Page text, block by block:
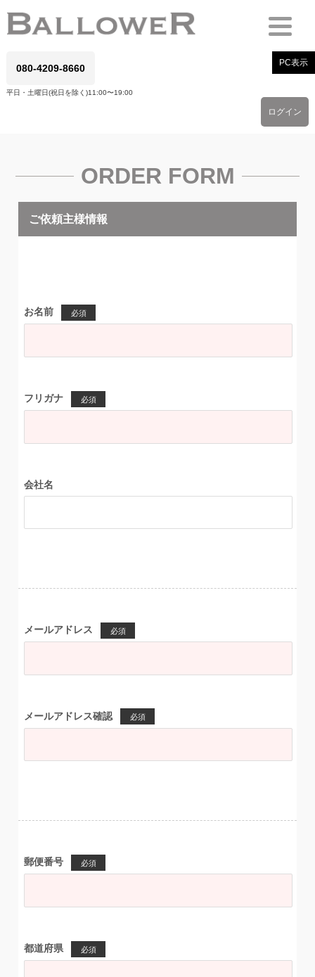
080-4209-8660
平日・土曜日(祝日を除く)11:00〜19:00
PC表示
ログイン
ORDER FORM
ご依頼主様情報
お名前 必須
フリガナ 必須
会社名
メールアドレス 必須
メールアドレス確認 必須
郵便番号 必須
都道府県 必須